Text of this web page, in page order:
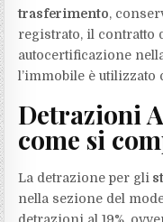
trasferimento,
registrato, il contratto
autocertificazione
l’immobile è
Detrazioni
come si
La detrazione per gli
nella sezione del